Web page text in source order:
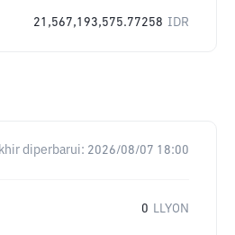
21,567,193,575.77258 IDR
diperbarui: 2026/08/07 18:00
0 LLYON